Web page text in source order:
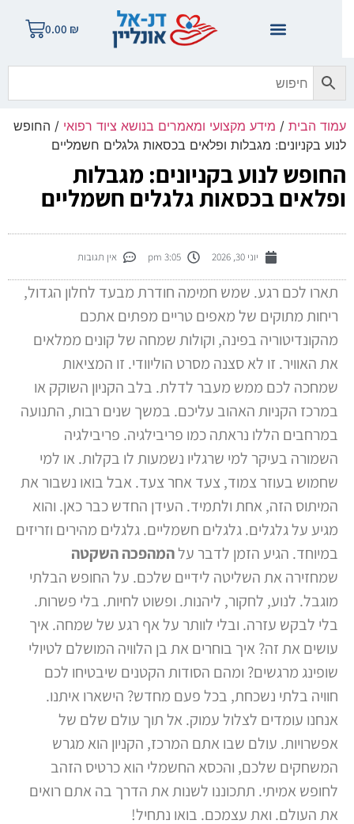
0.00
הבית/ מידע מקצועי ומאמרים בנושא ציוד רפואי/ החופש
בקניונים: מגבלות ופלאים בכסאות גלגלים חשמליים
לנוע בקניונים: מגבלות
בכסאות גלגלים חשמליים
יוני 30, 2026 3:05 pm אין תגובות
תארו לכם רגע. שמש חמימה חודרת מבעד לחלון הגדול,
ריחות מתוקים של מאפים טריים מפתים אתכם
מהקונדיטוריה בפינה, וקולות שמחה של קונים ממלאים
את האוויר. זו לא סצנה מסרט הוליוודי. זו המציאות
שמחכה לכם ממש מעבר לדלת. בלב הקניון השוקק או
במרכז הקניות האהוב עליכם. במשך שנים רבות, התנועה
במרחבים הללו נראתה כמו פריבילגיה. פריבילגיה
השמורה בעיקר למי שרגליו נשמעות לו בקלות. או למי
שחמוש בעוזר צמוד, צעד אחר צעד. אבל בואו נשבור את
המיתוס הזה, אחת ולתמיד. העידן החדש כבר כאן. והוא
מגיע על גלגלים. גלגלים חשמליים. גלגלים מהירים וזריזים
במיוחד. הגיע הזמן לדבר עלהמהפכה השקטה
שמחזירה את השליטה לידיים שלכם. על החופש הבלתי
מוגבל. לנוע, לחקור, ליהנות. ופשוט לחיות. בלי פשרות.
בלי לבקש עזרה. ובלי לוותר על אף רגע של שמחה. איך
עושים את זה? איך בוחרים את בן הלוויה המושלם לטיולי
שופינג מרגשים? ומהם הסודות הקטנים שיבטיחו לכם
חוויה בלתי נשכחת, בכל פעם מחדש? הישארו איתנו.
אנחנו עומדים לצלול עמוק. אל תוך עולם שלם של
אפשרויות. עולם שבו אתם המרכז, הקניון הוא מגרש
המשחקים שלכם, והכסא החשמלי הוא כרטיס הזהב
לחופש אמיתי. תתכוננו לשנות את הדרך בה אתם רואים
את העולם. ואת עצמכם. בואו נתחיל!